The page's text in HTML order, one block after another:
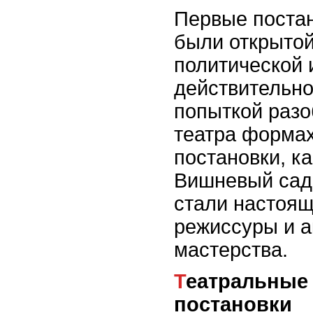
Первые
были
попыткой
театра
постановки,
Вишневый
стали
режиссуры и
мастерства.
Театральные звезды и великие
постановки